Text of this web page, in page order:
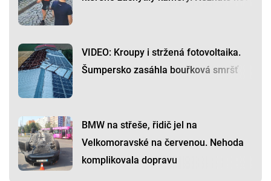
VIDEO: Kroupy i stržená fotovoltaika.
Šumpersko zasáhla bouřková smršť
BMW na střeše, řidič jel na
Velkomoravské na červenou. Nehoda
komplikovala dopravu